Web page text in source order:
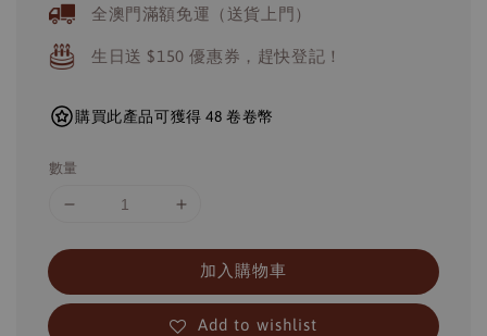
全澳門滿額免運（送貨上門）
生日送 $150 優惠券，趕快登記！
購買此產品可獲得 48 卷卷幣
數量
加入購物車
Add to wishlist